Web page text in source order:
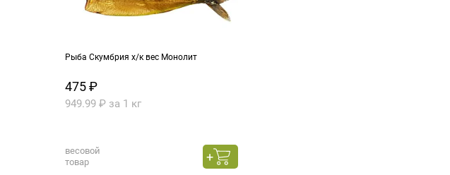
Рыба Скумбрия х/к вес Монолит
475 ₽
949.99 ₽ за 1 кг
весовой
товар